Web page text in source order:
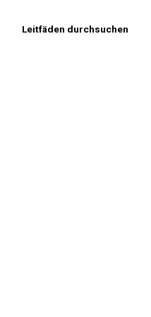
Leitfäden durchsuchen